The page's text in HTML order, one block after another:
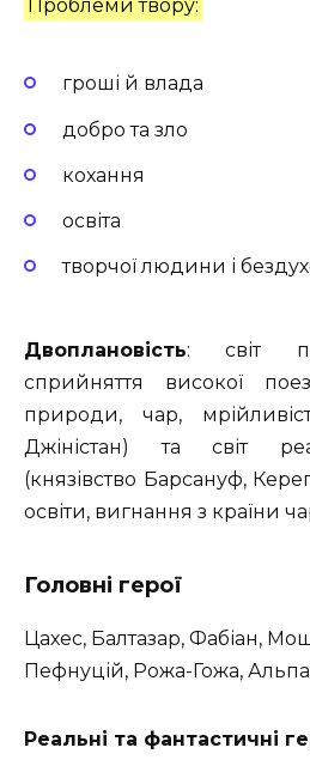
Проблеми твору:
гроші й влада
добро та зло
кохання
освіта
творчої людини і
Двоплановість: світ
сприйняття високої
природи, чар,
Джіністан) та світ
(князівство Барсануф,
освіти, вигнання з країни
Головні герої
Цахес, Балтазар, Фабіан,
Пефнуцій, Рожа-Гожа,
Реальні та фантастичні